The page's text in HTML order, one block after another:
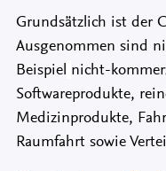
Grundsätzlich ist der
Ausgenommen sind
Beispiel nicht-
Softwareprodukte,
Medizinprodukte,
Raumfahrt sowie